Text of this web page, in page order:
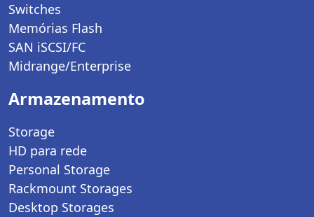
Switches
Memórias Flash
SAN iSCSI/FC
Midrange/Enterprise
Armazenamento
Storage
HD para rede
Personal Storage
Rackmount Storages
Desktop Storages